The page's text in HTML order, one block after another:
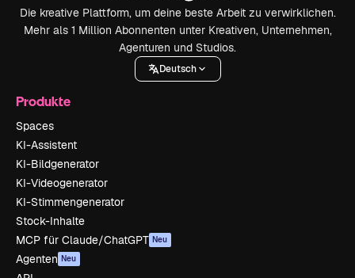
Die kreative Plattform, um deine beste Arbeit zu verwirklichen.
Mehr als 1 Million Abonnenten unter Kreativen, Unternehmen,
Agenturen und Studios.
Deutsch
Produkte
Spaces
KI-Assistent
KI-Bildgenerator
KI-Videogenerator
KI-Stimmengenerator
Stock-Inhalte
MCP für Claude/ChatGPT Neu
Agenten Neu